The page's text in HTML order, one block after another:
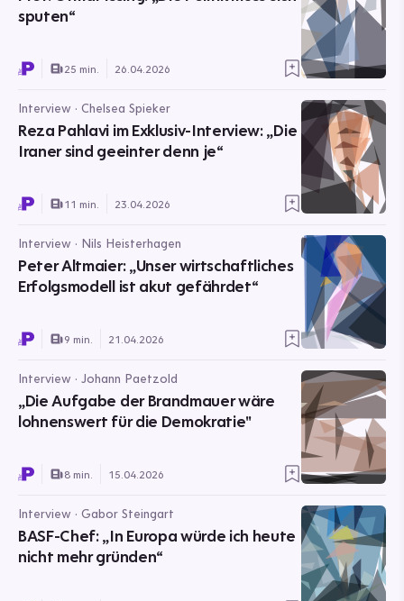
sputen“
25 min. 26.04.2026
Interview · Chelsea Spieker
Reza Pahlavi im Exklusiv-Interview: „Die
Iraner sind geeinter denn je“
11 min. 23.04.2026
Interview · Nils Heisterhagen
Peter Altmaier: „Unser wirtschaftliches
Erfolgsmodell ist akut gefährdet“
9 min. 21.04.2026
Interview · Johann Paetzold
„Die Aufgabe der Brandmauer wäre
lohnenswert für die Demokratie"
8 min. 15.04.2026
Interview · Gabor Steingart
BASF-Chef: „In Europa würde ich heute
nicht mehr gründen“